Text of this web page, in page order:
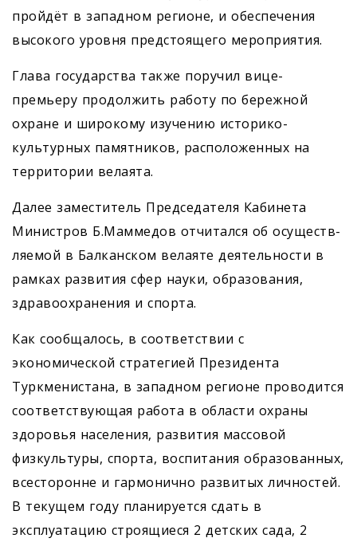
пройдёт в западном регионе, и обеспечения
высокого уровня предстоящего мероприятия.
Глава государства также поручил вице-
премьеру продолжить работу по бережной
охране и широкому изучению историко-
культурных памятников, расположенных на
территории велаята.
Далее заместитель Председателя Кабинета
Министров Б.Маммедов отчитался об осуществ­
ляемой в Балканском велаяте деятельности в
рамках развития сфер науки, образования,
здравоохранения и спорта.
Как сообщалось, в соответствии с
экономической стратегией Президента
Туркменистана, в западном регионе проводится
соответствующая работа в области охраны
здоровья населения, развития массовой
физкультуры, спорта, воспитания образованных,
всесторонне и гармонично развитых личностей.
В текущем году планируется сдать в
эксплуатацию строящиеся 2 детских сада, 2